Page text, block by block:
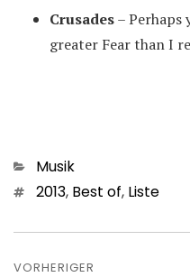
Crusades– Perhaps
greater Fear than I
Kategorien
Musik
Schlagwörter
2013, Best of, Liste
VORHERIGER